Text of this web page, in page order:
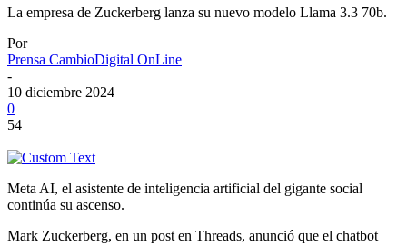
La empresa de Zuckerberg lanza su nuevo modelo Llama 3.3 70b.
Por
Prensa CambioDigital OnLine
-
10 diciembre 2024
0
54
Meta AI, el asistente de inteligencia artificial del gigante social
continúa su ascenso.
Mark Zuckerberg, en un post en Threads, anunció que el chatbot